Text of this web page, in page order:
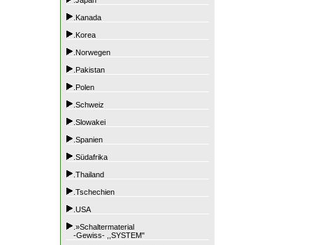
.Kanada
.Korea
.Norwegen
.Pakistan
.Polen
.Schweiz
.Slowakei
.Spanien
.Südafrika
.Thailand
.Tschechien
.USA
.»Schaltermaterial
-Gewiss- ,,SYSTEM"